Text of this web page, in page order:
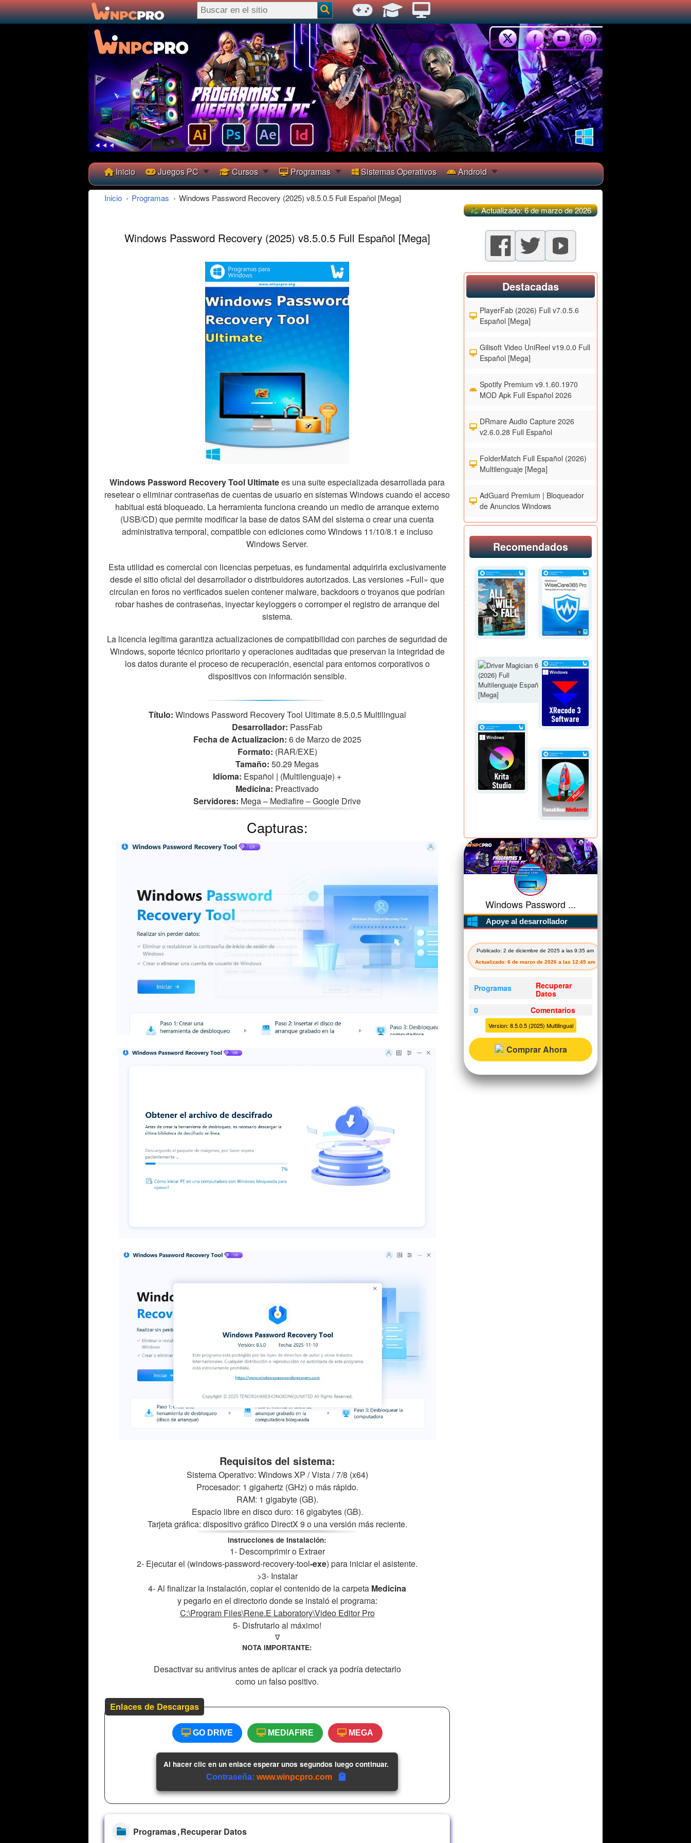
Inicio Juegos PC Cursos Programas Sistemas Operativos Android
Inicio › Programas › Windows Password Recovery (2025) v8.5.0.5 Full Español [Mega]
Windows Password Recovery (2025) v8.5.0.5 Full Español [Mega]
Windows Password Recovery Tool Ultimatees una suite especializada desarrollada para
resetear o eliminar contraseñas de cuentas de usuario en sistemas Windows cuando el acceso
habitual está bloqueado. La herramienta funciona creando un medio de arranque externo
(USB/CD) que permite modificar la base de datos SAM del sistema o crear una cuenta
administrativa temporal, compatible con ediciones como Windows 11/10/8.1 e incluso
Windows Server.
Esta utilidad es comercial con licencias perpetuas, es fundamental adquirirla exclusivamente
desde el sitio oficial del desarrollador o distribuidores autorizados. Las versiones «Full» que
circulan en foros no verificados suelen contener malware, backdoors o troyanos que podrían
robar hashes de contraseñas, inyectar keyloggers o corromper el registro de arranque del
sistema.
La licencia legítima garantiza actualizaciones de compatibilidad con parches de seguridad de
Windows, soporte técnico prioritario y operaciones auditadas que preservan la integridad de
los datos durante el proceso de recuperación, esencial para entornos corporativos o
dispositivos con información sensible.
Título: Windows Password Recovery Tool Ultimate 8.5.0.5 Multilingual
Desarrollador: PassFab
Fecha de Actualizacion: 6 de Marzo de 2025
Formato: (RAR/EXE)
Tamaño: 50.29 Megas
Idioma: Español | (Multilenguaje) +
Medicina: Preactivado
Servidores: Mega – Mediafire – Google Drive
Capturas:
Requisitos del sistema:
Sistema Operativo: Windows XP / Vista / 7/8 (x64)
Procesador: 1 gigahertz (GHz) o más rápido.
RAM: 1 gigabyte (GB).
Espacio libre en disco duro: 16 gigabytes (GB).
Tarjeta gráfica: dispositivo gráfico DirectX 9 o una versión más reciente.
Instrucciones de Instalación:
1- Descomprimir o Extraer
2- Ejecutar el (windows-password-recovery-tool-exe) para iniciar el asistente.
>3- Instalar
4- Al finalizar la instalación, copiar el contenido de la carpeta Medicina
y pegarlo en el directorio donde se instaló el programa:
C:\Program Files\Rene.E Laboratory\Video Editor Pro
5- Disfrutarlo al máximo!
∇
NOTA IMPORTANTE:
Desactivar su antivirus antes de aplicar el crack ya podría detectarlo
como un falso positivo.
Enlaces de Descargas
GO DRIVE MEDIAFIRE MEGA
Al hacer clic en un enlace esperar unos segundos luego continuar.
Contraseña: www.winpcpro.com
Programas Recuperar Datos
Actualizado: 6 de marzo de 2026
Destacadas
PlayerFab (2026) Full v7.0.5.6
Español [Mega]
Gilisoft Video UniReel v19.0.0 Full
Español [Mega]
Spotify Premium v9.1.60.1970
MOD Apk Full Español 2026
DRmare Audio Capture 2026
v2.6.0.28 Full Español
FolderMatch Full Español (2026)
Multilenguaje [Mega]
AdGuard Premium | Bloqueador
de Anuncios Windows
Recomendados
Windows Password ...
Apoye al desarrollador
Publicado: 2 de diciembre de 2025 a las 9:35 am
Actualizado: 6 de marzo de 2026 a las 12:45 am
Programas
Recuperar
Datos
0
Comentarios
Version: 8.5.0.5 (2025) Multilingual
Comprar Ahora